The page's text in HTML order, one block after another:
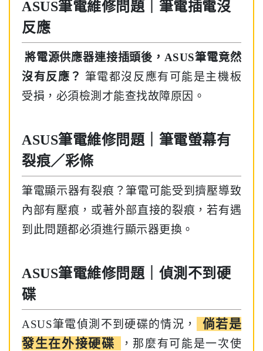
ASUS筆電維修問題｜筆電插電沒
反應
將電源供應器連接插頭後，ASUS筆電竟然
沒有反應？ 筆電都沒反應有可能是主機板
受損，必須檢測才能查找故障原因。
ASUS筆電維修問題｜筆電螢幕有
裂痕／彩條
筆電顯示器有裂痕？筆電可能受到擠壓導致
內部有壓痕，或著外部直接的裂痕，若有遇
到此問題都必須進行顯示器更換。
ASUS筆電維修問題｜偵測不到硬
碟
ASUS筆電偵測不到硬碟的情況，
倘若是
發生在外接硬碟
，那麼有可能是一次使